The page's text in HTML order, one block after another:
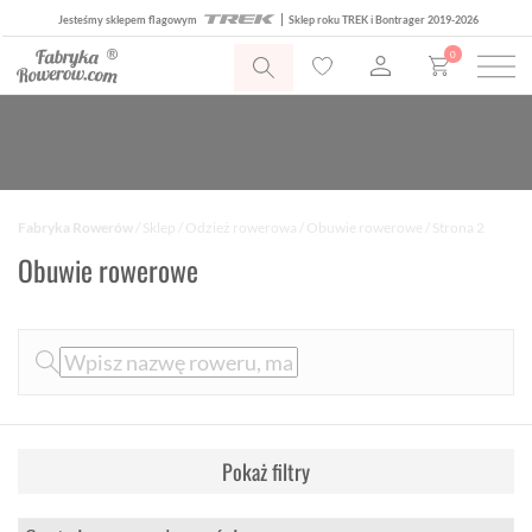
Jesteśmy sklepem flagowym Sklep roku TREK i Bontrager 2019-2026
0
Obuwie rowerowe
Fabryka Rowerów Sklep Odzież rowerowa Obuwie rowerowe / Strona 2
Pokaż filtry